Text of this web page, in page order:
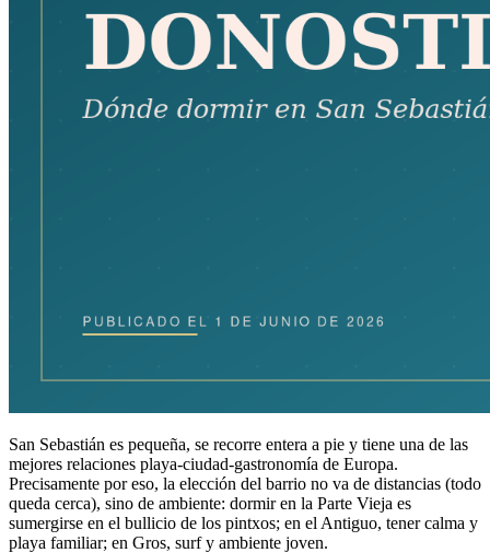
San Sebastián es pequeña, se recorre entera a pie y tiene una de las
mejores relaciones playa-ciudad-gastronomía de Europa.
Precisamente por eso, la elección del barrio no va de distancias (todo
queda cerca), sino de ambiente: dormir en la Parte Vieja es
sumergirse en el bullicio de los pintxos; en el Antiguo, tener calma y
playa familiar; en Gros, surf y ambiente joven.